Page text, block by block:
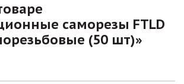
саморезы FTLD
(50 шт)»